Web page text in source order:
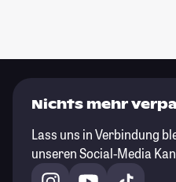
Nichts mehr
Lass uns in Verbindung
unseren Social-Media